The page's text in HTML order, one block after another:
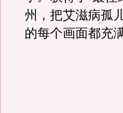
州，把艾滋病孤
的每个画面都充